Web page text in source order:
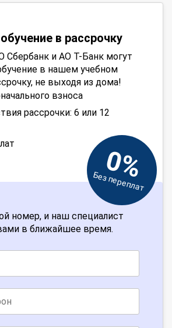
в рассрочку
Сбербанк и АО Т-Банк могут
в нашем учебном
не выходя из дома!
взноса
рассрочки: 6 или 12
0%
Без переплат
номер, и наш специалист
в ближайшее время.